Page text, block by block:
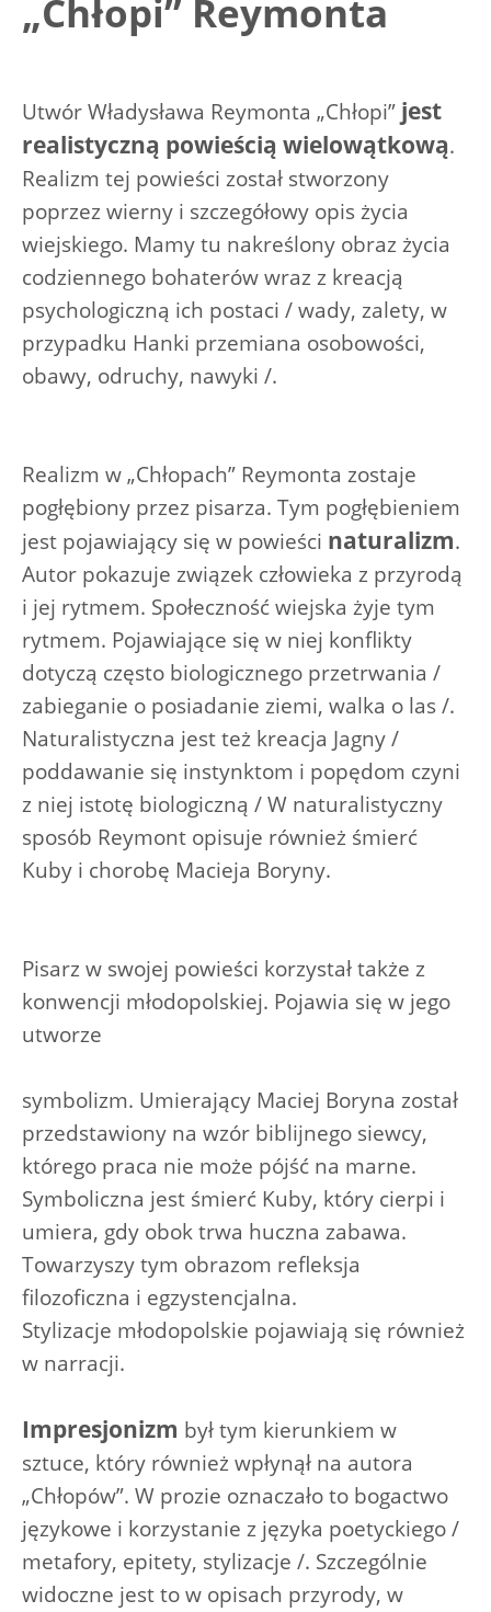
„Chłopi” Reymonta
Utwór Władysława Reymonta „Chłopi” jest
realistyczną powieścią wielowątkową.
Realizm tej powieści został stworzony
poprzez wierny i szczegółowy opis życia
wiejskiego. Mamy tu nakreślony obraz życia
codziennego bohaterów wraz z kreacją
psychologiczną ich postaci / wady, zalety, w
przypadku Hanki przemiana osobowości,
obawy, odruchy, nawyki /.
Realizm w „Chłopach” Reymonta zostaje
pogłębiony przez pisarza. Tym pogłębieniem
jest pojawiający się w powieści naturalizm.
Autor pokazuje związek człowieka z przyrodą
i jej rytmem. Społeczność wiejska żyje tym
rytmem. Pojawiające się w niej konflikty
dotyczą często biologicznego przetrwania /
zabieganie o posiadanie ziemi, walka o las /.
Naturalistyczna jest też kreacja Jagny /
poddawanie się instynktom i popędom czyni
z niej istotę biologiczną / W naturalistyczny
sposób Reymont opisuje również śmierć
Kuby i chorobę Macieja Boryny.
Pisarz w swojej powieści korzystał także z
konwencji młodopolskiej. Pojawia się w jego
utworze
symbolizm. Umierający Maciej Boryna został
przedstawiony na wzór biblijnego siewcy,
którego praca nie może pójść na marne.
Symboliczna jest śmierć Kuby, który cierpi i
umiera, gdy obok trwa huczna zabawa.
Towarzyszy tym obrazom refleksja
filozoficzna i egzystencjalna.
Stylizacje młodopolskie pojawiają się również
w narracji.
Impresjonizm był tym kierunkiem w
sztuce, który również wpłynął na autora
„Chłopów”. W prozie oznaczało to bogactwo
językowe i korzystanie z języka poetyckiego /
metafory, epitety, stylizacje /. Szczególnie
widoczne jest to w opisach przyrody, w